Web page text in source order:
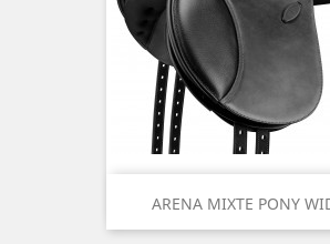
ARENA MIXTE PONY